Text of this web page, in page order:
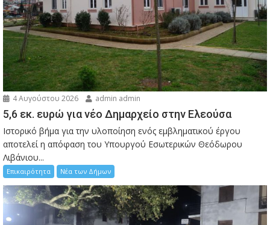
4 Αυγούστου 2026 admin admin
5,6 εκ. ευρώ για νέο Δημαρχείο στην Ελεούσα
Ιστορικό βήμα για την υλοποίηση ενός εμβληματικού έργου
αποτελεί η απόφαση του Υπουργού Εσωτερικών Θεόδωρου
Λιβάνιου...
Επικαιρότητα Νέα των Δήμων